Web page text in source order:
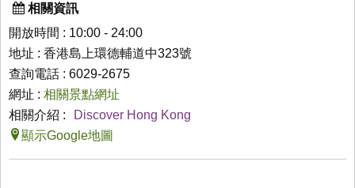
相關資訊
開放時間 : 10:00 - 24:00
地址 : 香港島上環德輔道中323號
查詢電話 : 6029-2675
網址 : 相關景點網址
相關介紹 :
Discover Hong Kong
顯示Google地圖